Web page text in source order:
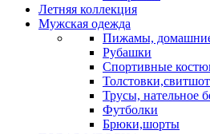
Летняя коллекция
Мужская одежда
Пижамы,
Рубашки
Спортивные
Трусы, нательное
Футболки
Брюки,шорты